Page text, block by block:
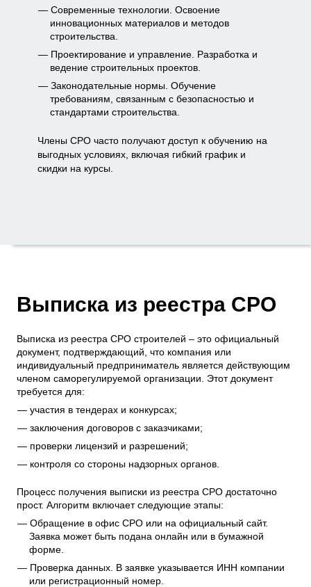
Современные технологии. Освоение
инновационных материалов и методов
строительства.
Проектирование и управление. Разработка и
ведение строительных проектов.
Законодательные нормы. Обучение
требованиям, связанным с безопасностью и
стандартами строительства.
Члены СРО часто получают доступ к обучению на
выгодных условиях, включая гибкий график и
скидки на курсы.
Выписка из реестра СРО
Выписка из реестра СРО строителей – это официальный
документ, подтверждающий, что компания или
индивидуальный предприниматель является действующим
членом саморегулируемой организации. Этот документ
требуется для:
участия в тендерах и конкурсах;
заключения договоров с заказчиками;
проверки лицензий и разрешений;
контроля со стороны надзорных органов.
Процесс получения выписки из реестра СРО достаточно
прост. Алгоритм включает следующие этапы:
Обращение в офис СРО или на официальный сайт.
Заявка может быть подана онлайн или в бумажной
форме.
Проверка данных. В заявке указывается ИНН компании
или регистрационный номер.